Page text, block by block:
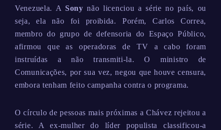
Venezuela. A Sony não licenciou a série no país, ou
seja, ela não foi proibida. Porém, Carlos Correa,
membro do grupo de defensoria do Espaço Público,
afirmou que as operadoras de TV a cabo foram
instruídas a não transmiti-la. O ministro de
Comunicações, por sua vez, negou que houve censura,
embora tenham feito campanha contra o programa.
O círculo de pessoas mais próximas a Chávez rejeitou a
série. A ex-mulher do líder populista classificou-a